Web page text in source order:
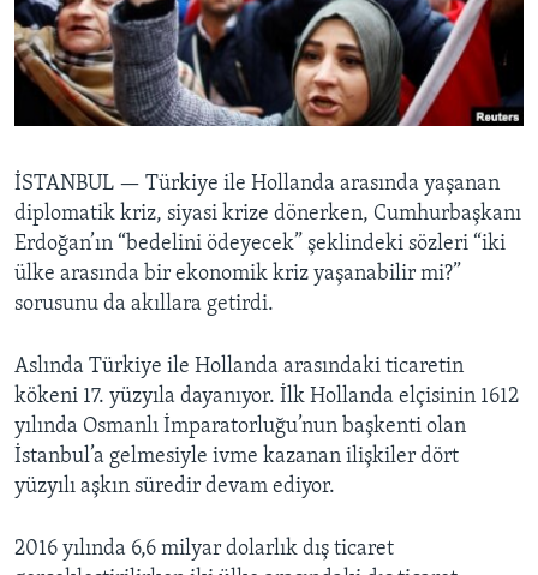
HAYATTAN
SANAT
BIZI TAKIP EDIN
Diller
İSTANBUL — Türkiye ile Hollanda arasında yaşanan
diplomatik kriz, siyasi krize dönerken, Cumhurbaşkanı
Erdoğan’ın “bedelini ödeyecek” şeklindeki sözleri “iki
ülke arasında bir ekonomik kriz yaşanabilir mi?”
sorusunu da akıllara getirdi.
Aslında Türkiye ile Hollanda arasındaki ticaretin
kökeni 17. yüzyıla dayanıyor. İlk Hollanda elçisinin 1612
yılında Osmanlı İmparatorluğu’nun başkenti olan
İstanbul’a gelmesiyle ivme kazanan ilişkiler dört
yüzyılı aşkın süredir devam ediyor.
2016 yılında 6,6 milyar dolarlık dış ticaret